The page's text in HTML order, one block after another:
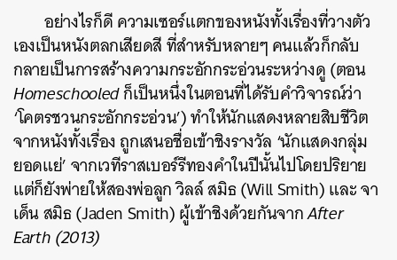
อย่างไรก็ดี ความเซอร์แตกของหนังทั้งเรื่องที่วางตัว
เองเป็นหนังตลกเสียดสี ที่สำหรับหลายๆ คนแล้วก็กลับ
กลายเป็นการสร้างความกระอักกระอ่วนระหว่างดู (ตอน
Homeschooledก็เป็นหนึ่งในตอนที่ได้รับคำวิจารณ์ว่า
‘โคตรชวนกระอักกระอ่วน’) ทำให้นักแสดงหลายสิบชีวิต
จากหนังทั้งเรื่อง ถูกเสนอชื่อเข้าชิงรางวัล ‘นักแสดงกลุ่ม
ยอดแย่’ จากเวทีราสเบอร์รีทองคำในปีนั้นไปโดยปริยาย
แต่ก็ยังพ่ายให้สองพ่อลูก วิลล์ สมิธ​ (Will Smith) และ จา
เด็น สมิธ (Jaden Smith) ผู้เข้าชิงด้วยกันจากAfter
Earth (2013)